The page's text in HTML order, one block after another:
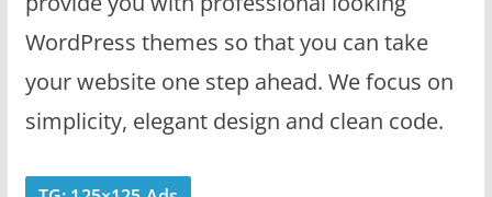
WordPress themes so that you can take
your website one step ahead. We focus on
simplicity, elegant design and clean code.